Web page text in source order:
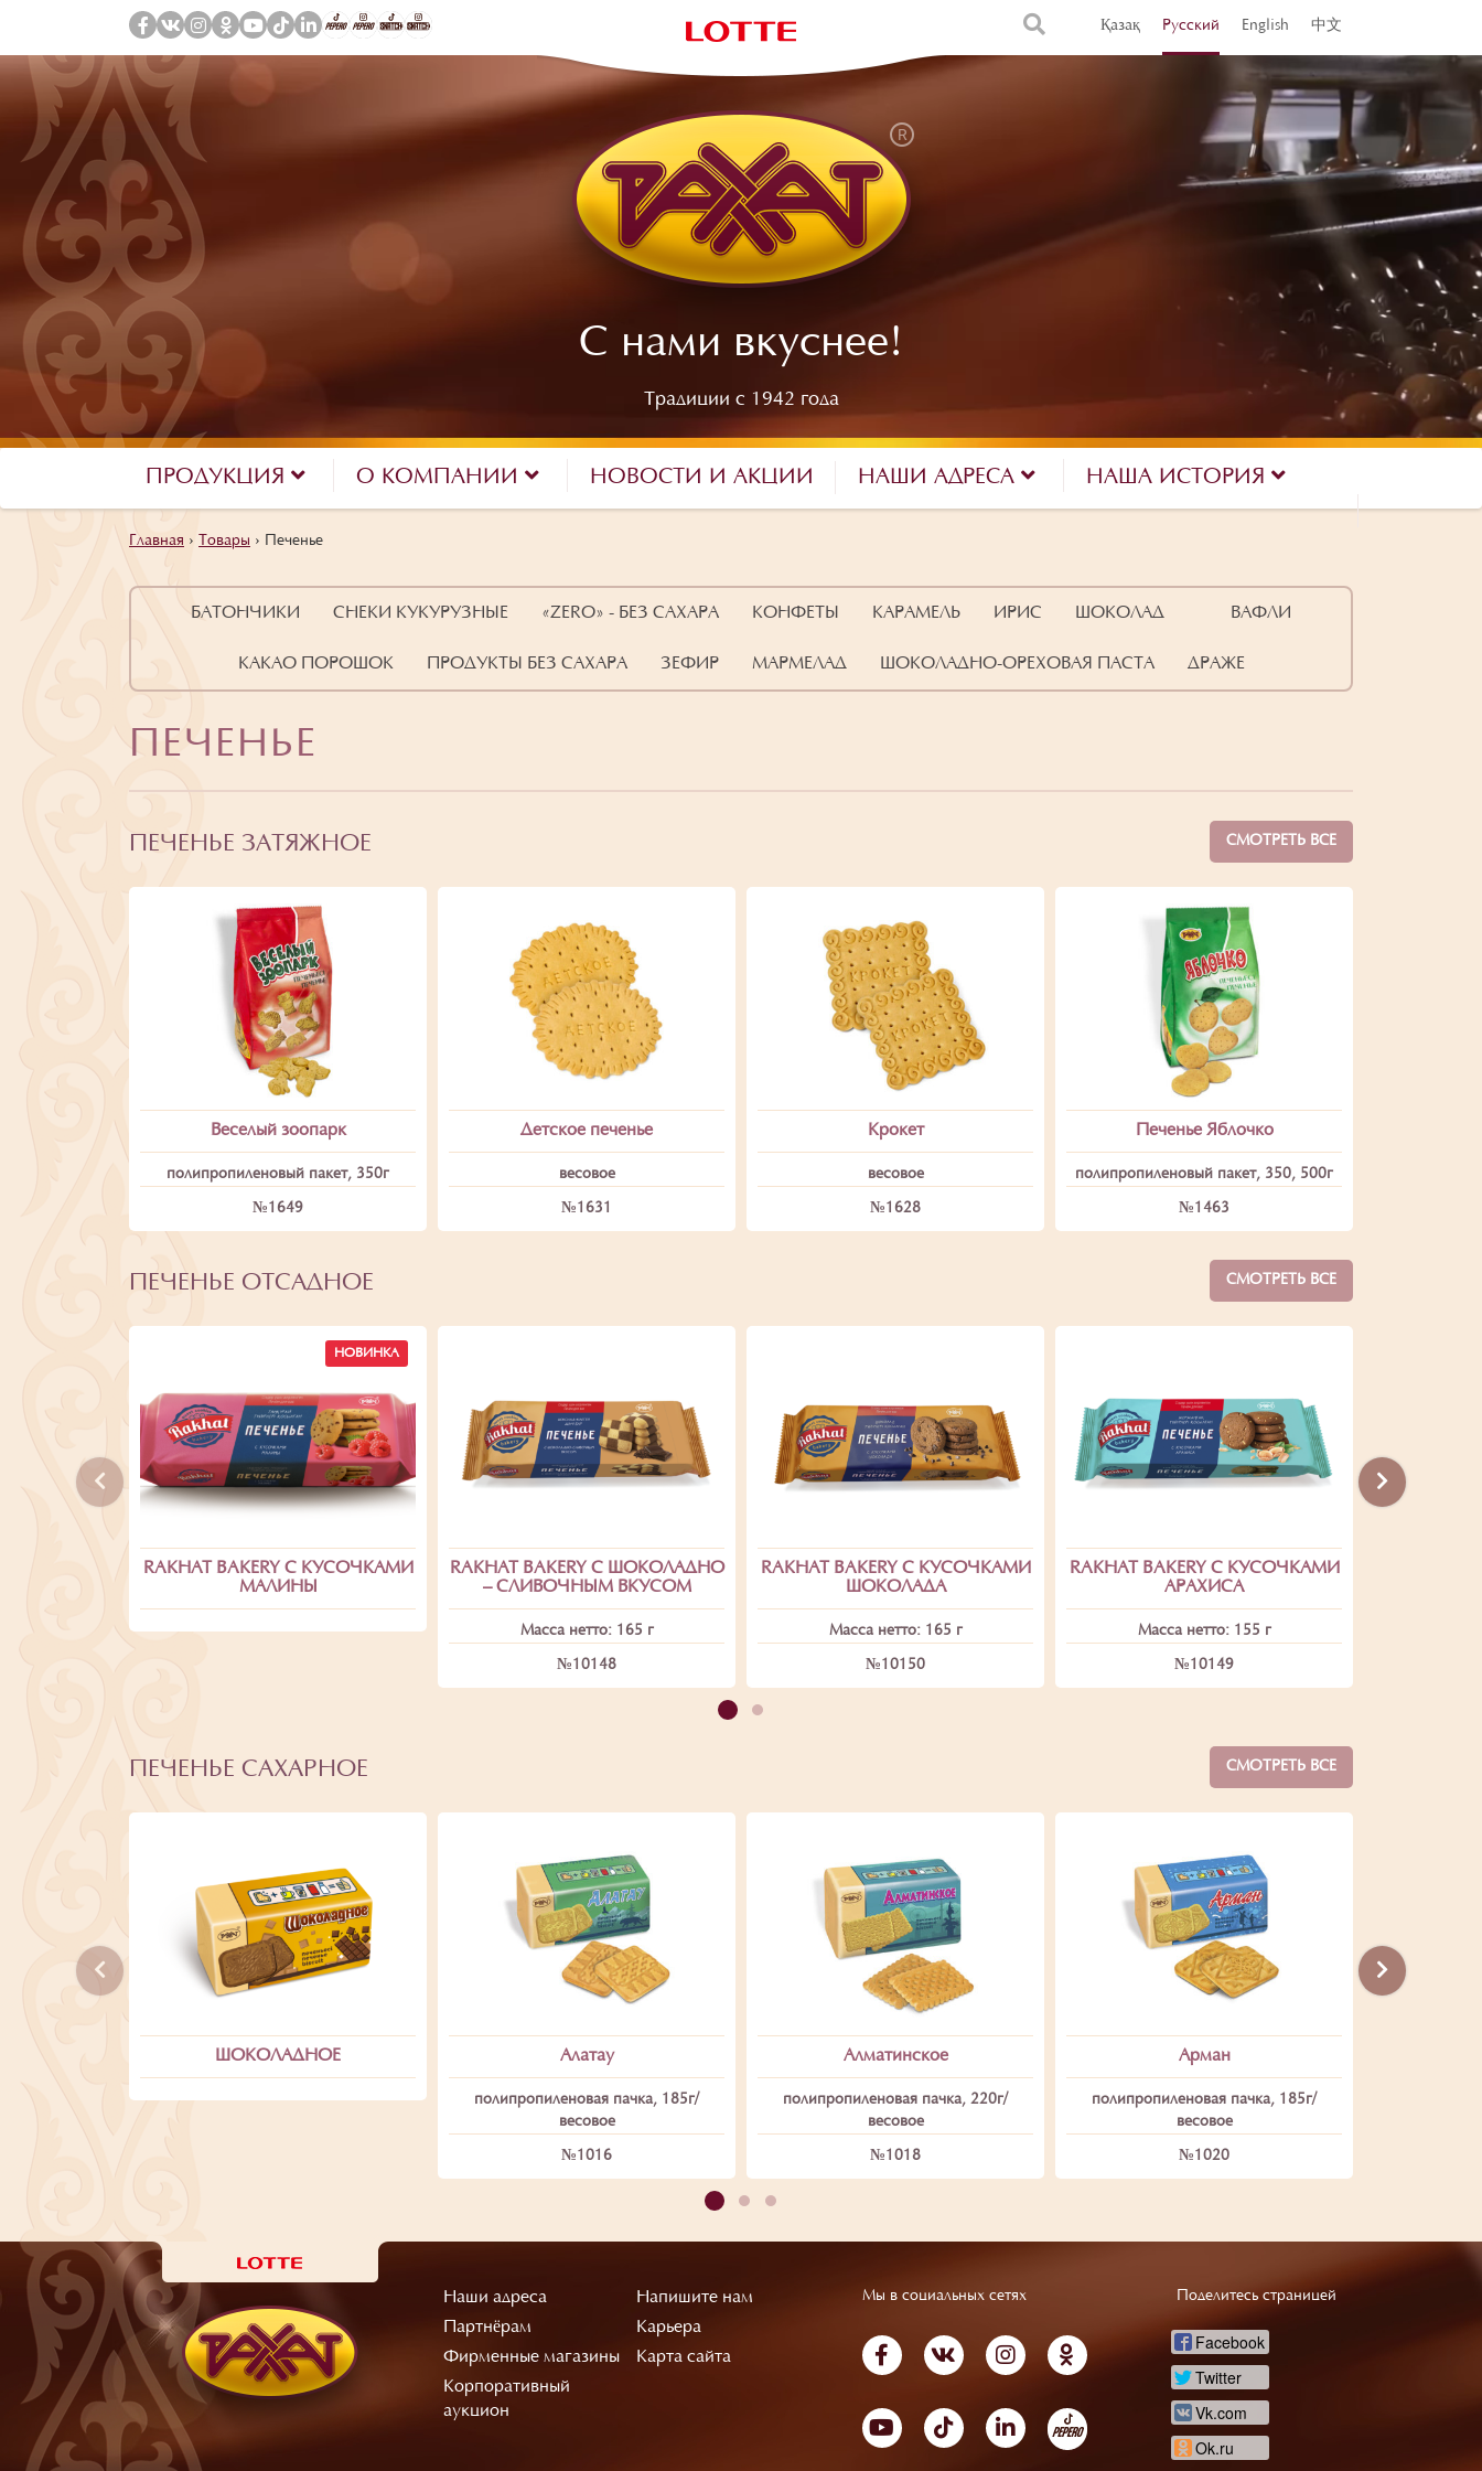
Қазақ Русский English 中文
С нами вкуснее!
Традиции с 1942 года
ПРОДУКЦИЯ О КОМПАНИИ НОВОСТИ И АКЦИИ НАШИ АДРЕСА НАША ИСТОРИЯ
Главная › Товары › Печенье
БАТОНЧИКИ СНЕКИ КУКУРУЗНЫЕ «ZERO» - БЕЗ САХАРА КОНФЕТЫ КАРАМЕЛЬ ИРИС ШОКОЛАД ВАФЛИ
КАКАО ПОРОШОК ПРОДУКТЫ БЕЗ САХАРА ЗЕФИР МАРМЕЛАД ШОКОЛАДНО-ОРЕХОВАЯ ПАСТА ДРАЖЕ
ПЕЧЕНЬЕ
ПЕЧЕНЬЕ ЗАТЯЖНОЕ СМОТРЕТЬ ВСЕ
Веселый зоопарк
полипропиленовый пакет, 350г
№1649
Детское печенье
весовое
№1631
Крокет
весовое
№1628
Печенье Яблочко
полипропиленовый пакет, 350, 500г
№1463
ПЕЧЕНЬЕ ОТСАДНОЕ СМОТРЕТЬ ВСЕ
НОВИНКА
RAKHAT BAKERY С КУСОЧКАМИ
МАЛИНЫ
RAKHAT BAKERY С ШОКОЛАДНО
– СЛИВОЧНЫМ ВКУСОМ
Масса нетто: 165 г
№10148
RAKHAT BAKERY С КУСОЧКАМИ
ШОКОЛАДА
Масса нетто: 165 г
№10150
RAKHAT BAKERY С КУСОЧКАМИ
АРАХИСА
Масса нетто: 155 г
№10149
ПЕЧЕНЬЕ САХАРНОЕ СМОТРЕТЬ ВСЕ
ШОКОЛАДНОЕ Алатау
полипропиленовая пачка, 185г/
весовое
№1016
Алматинское
полипропиленовая пачка, 220г/
весовое
№1018
Арман
полипропиленовая пачка, 185г/
весовое
№1020
Наши адреса
Напишите нам
Партнёрам
Карьера
Фирменные магазины
Карта сайта
Корпоративный
аукцион
Мы в социальных сетях Поделитесь страницей
Facebook
Twitter
Vk.com
Ok.ru